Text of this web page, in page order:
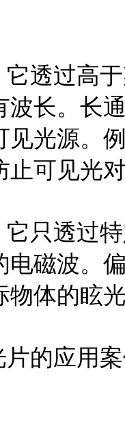
透过高
波长。长
见光源。
止可见光
只透过
电磁波。
物体的眩
的应用